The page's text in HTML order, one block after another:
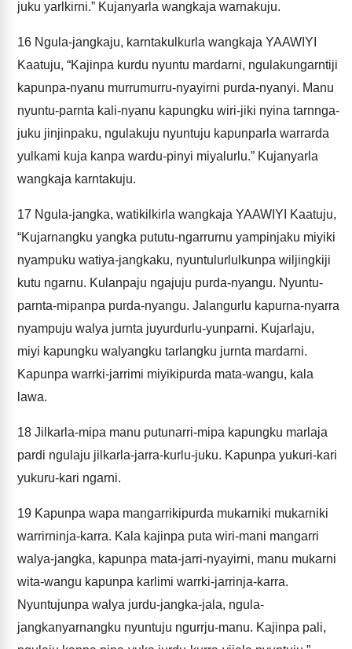
juku yarlkirni.” Kujanyarla wangkaja warnakuju.
16 Ngula-jangkaju, karntakulkurla wangkaja YAAWIYI
Kaatuju, “Kajinpa kurdu nyuntu mardarni, ngulakungarntiji
kapunpa-nyanu murrumurru-nyayirni purda-nyanyi. Manu
nyuntu-parnta kali-nyanu kapungku wiri-jiki nyina tarnnga-
juku jinjinpaku, ngulakuju nyuntuju kapunparla warrarda
yulkami kuja kanpa wardu-pinyi miyalurlu.” Kujanyarla
wangkaja karntakuju.
17 Ngula-jangka, watikilkirla wangkaja YAAWIYI Kaatuju,
“Kujarnangku yangka pututu-ngarrurnu yampinjaku miyiki
nyampuku watiya-jangkaku, nyuntulurlulkunpa wiljingkiji
kutu ngarnu. Kulanpaju ngajuju purda-nyangu. Nyuntu-
parnta-mipanpa purda-nyangu. Jalangurlu kapurna-nyarra
nyampuju walya jurnta juyurdurlu-yunparni. Kujarlaju,
miyi kapungku walyangku tarlangku jurnta mardarni.
Kapunpa warrki-jarrimi miyikipurda mata-wangu, kala
lawa.
18 Jilkarla-mipa manu putunarri-mipa kapungku marlaja
pardi ngulaju jilkarla-jarra-kurlu-juku. Kapunpa yukuri-kari
yukuru-kari ngarni.
19 Kapunpa wapa mangarrikipurda mukarniki mukarniki
warrirninja-karra. Kala kajinpa puta wiri-mani mangarri
walya-jangka, kapunpa mata-jarri-nyayirni, manu mukarni
wita-wangu kapunpa karlimi warrki-jarrinja-karra.
Nyuntujunpa walya jurdu-jangka-jala, ngula-
jangkanyarnangku nyuntuju ngurrju-manu. Kajinpa pali,